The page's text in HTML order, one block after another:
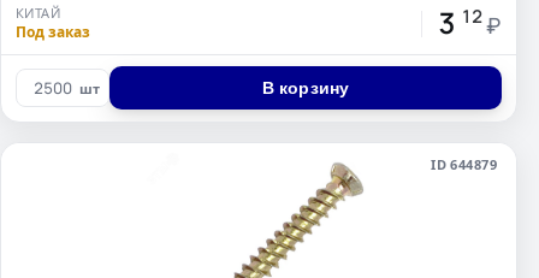
КИТАЙ
Под заказ 3 12 ₽
шт В корзину
ID 644879